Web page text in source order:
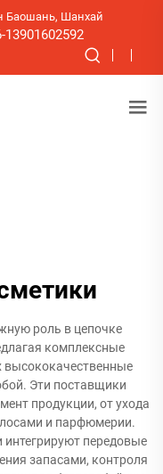
Баошань, Шанхай
13901602592
роль в цепочке
комплексные
Эти поставщики
продукции, от ухода
и парфюмерии.
передовые
запасами, контроля